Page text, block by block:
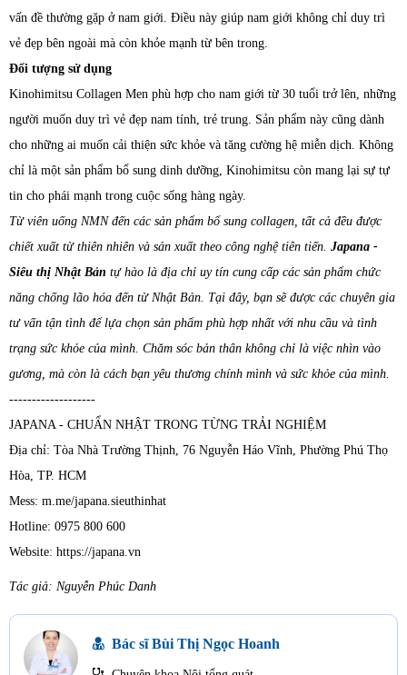
vấn đề thường gặp ở nam giới. Điều này giúp nam giới không chỉ duy trì
vẻ đẹp bên ngoài mà còn khỏe mạnh từ bên trong.
Đối tượng sử dụng
Kinohimitsu Collagen Men phù hợp cho nam giới từ 30 tuổi trở lên, những
người muốn duy trì vẻ đẹp nam tính, trẻ trung. Sản phẩm này cũng dành
cho những ai muốn cải thiện sức khỏe và tăng cường hệ miễn dịch. Không
chỉ là một sản phẩm bổ sung dinh dưỡng, Kinohimitsu còn mang lại sự tự
tin cho phái mạnh trong cuộc sống hàng ngày.
Từ viên uống NMN đến các sản phẩm bổ sung collagen, tất cả đều được
chiết xuất từ thiên nhiên và sản xuất theo công nghệ tiên tiến. Japana -
Siêu thị Nhật Bản tự hào là địa chỉ uy tín cung cấp các sản phẩm chức
năng chống lão hóa đến từ Nhật Bản. Tại đây, bạn sẽ được các chuyên gia
tư vấn tận tình để lựa chọn sản phẩm phù hợp nhất với nhu cầu và tình
trạng sức khỏe của mình. Chăm sóc bản thân không chỉ là việc nhìn vào
gương, mà còn là cách bạn yêu thương chính mình và sức khỏe của mình.
-------------------
JAPANA - CHUẨN NHẬT TRONG TỪNG TRẢI NGHIỆM
Địa chỉ: Tòa Nhà Trường Thịnh, 76 Nguyễn Háo Vĩnh, Phường Phú Thọ
Hòa, TP. HCM
Mess: m.me/japana.sieuthinhat
Hotline: 0975 800 600
Website: https://japana.vn
Tác giả: Nguyễn Phúc Danh
Bác sĩ Bùi Thị Ngọc Hoanh